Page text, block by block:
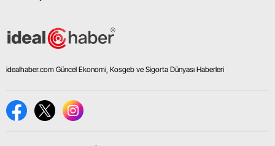
idealhaber.com Güncel Ekonomi, Kosgeb ve Sigorta Dünyası Haberleri